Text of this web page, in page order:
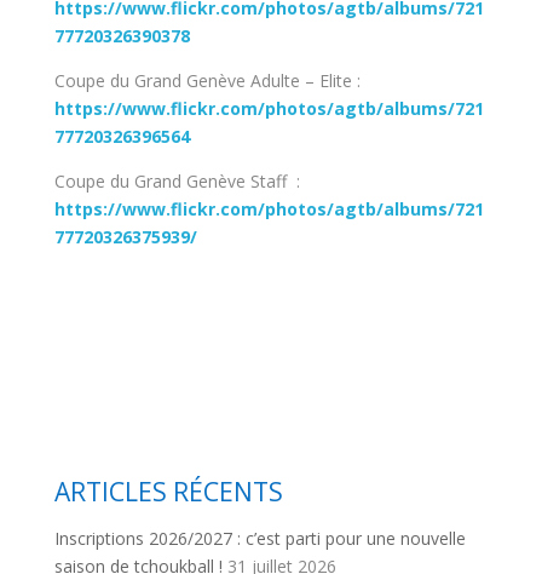
https://www.flickr.com/photos/agtb/albums/721
77720326390378
Coupe du Grand Genève Adulte – Elite :
https://www.flickr.com/photos/agtb/albums/721
77720326396564
Coupe du Grand Genève Staff :
https://www.flickr.com/photos/agtb/albums/721
77720326375939/
ARTICLES RÉCENTS
Inscriptions 2026/2027 : c’est parti pour une nouvelle
saison de tchoukball ! 31 juillet 2026